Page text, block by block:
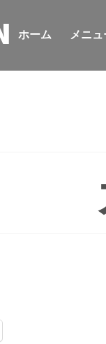
ホーム メニュ